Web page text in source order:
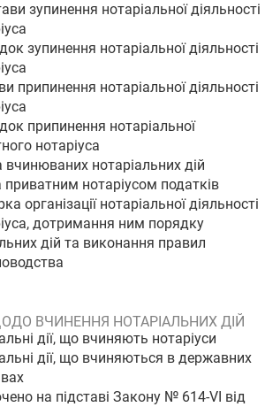
зупинення нотаріальної діяльності
зупинення нотаріальної діяльності
припинення нотаріальної діяльності
припинення нотаріальної
нотаріуса
нотаріальних дій
нотаріусом податків
організації нотаріальної діяльності
дотримання ним порядку
дій та виконання правил
ВЧИНЕННЯ НОТАРІАЛЬНИХ ДІЙ
дії, що вчиняють нотаріуси
дії, що вчиняються в державних
на підставі Закону № 614-VI від